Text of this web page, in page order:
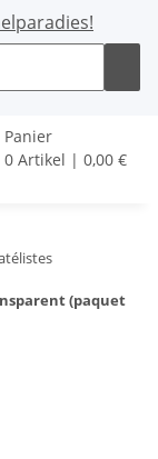
Panier
0 Artikel | 0,00 €
(paquet